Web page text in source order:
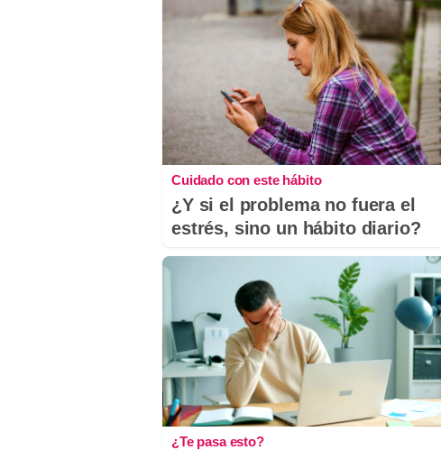
Cuidado con este hábito
¿Y si el problema no fuera el
estrés, sino un hábito diario?
¿Te pasa esto?